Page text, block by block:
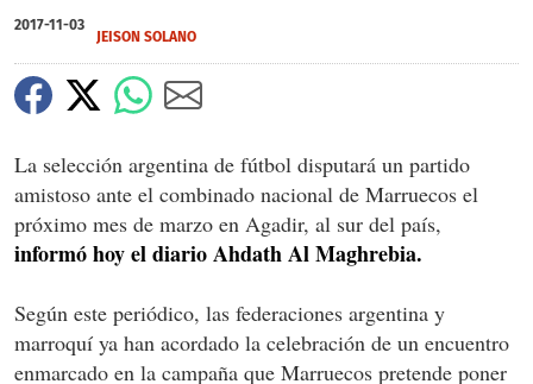
2017-11-03
JEISON SOLANO
La selección argentina de fútbol disputará un partido
amistoso ante el combinado nacional de Marruecos el
próximo mes de marzo en Agadir, al sur del país,
informó hoy el diario Ahdath Al Maghrebia.
Según este periódico, las federaciones argentina y
marroquí ya han acordado la celebración de un encuentro
enmarcado en la campaña que Marruecos pretende poner